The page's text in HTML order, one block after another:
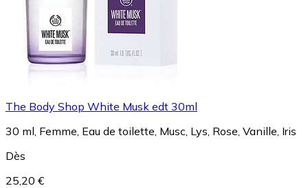
The Body Shop White Musk edt 30ml
30 ml, Femme, Eau de toilette, Musc, Lys, Rose, Vanille, Iris
Dès
25,20 €